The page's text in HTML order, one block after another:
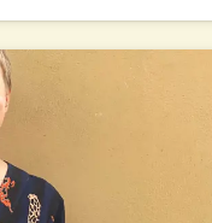
Sie die besten
damit
können